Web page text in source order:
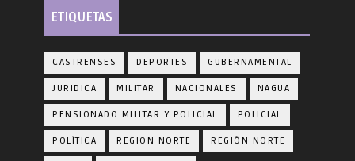
ETIQUETAS
CASTRENSES DEPORTES GUBERNAMENTAL
JURIDICA MILITAR NACIONALES NAGUA
PENSIONADO MILITAR Y POLICIAL POLICIAL
POLÍTICA REGION NORTE REGIÓN NORTE